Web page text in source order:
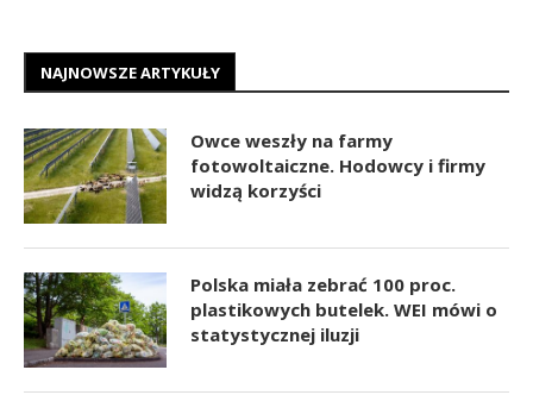
NAJNOWSZE ARTYKUŁY
Owce weszły na farmy
fotowoltaiczne. Hodowcy i firmy
widzą korzyści
Polska miała zebrać 100 proc.
plastikowych butelek. WEI mówi o
statystycznej iluzji